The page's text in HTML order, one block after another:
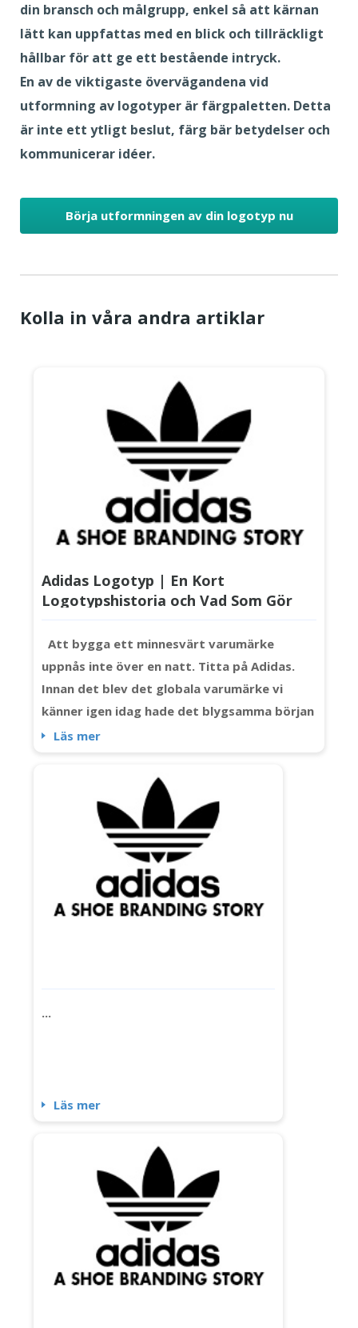
din bransch och målgrupp, enkel så att kärnan
lätt kan uppfattas med en blick och tillräckligt
hållbar för att ge ett bestående intryck.
En av de viktigaste övervägandena vid
utformning av logotyper är färgpaletten. Detta
är inte ett ytligt beslut, färg bär betydelser och
kommunicerar idéer.
Börja utformningen av din logotyp nu
Kolla in våra andra artiklar
Adidas Logotyp | En Kort
Logotypshistoria och Vad Som Gör
Den Så Speciell
Att bygga ett minnesvärt varumärke
uppnås inte över en natt. Titta på Adidas.
Innan det blev det globala varumärke vi
känner igen idag hade det blygsamma början
och en färgstark historia. Adidas
mer än en). Och om du någonsin undrar hur
det har förändrats över tiden, kolla in den
här artikeln. Låt oss ta reda på hur
logotypen har utvecklats sedan...
Läs mer
...
Läs mer